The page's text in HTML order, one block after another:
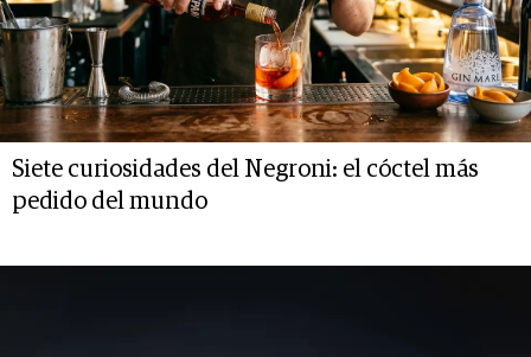
Siete curiosidades del Negroni: el cóctel más
pedido del mundo